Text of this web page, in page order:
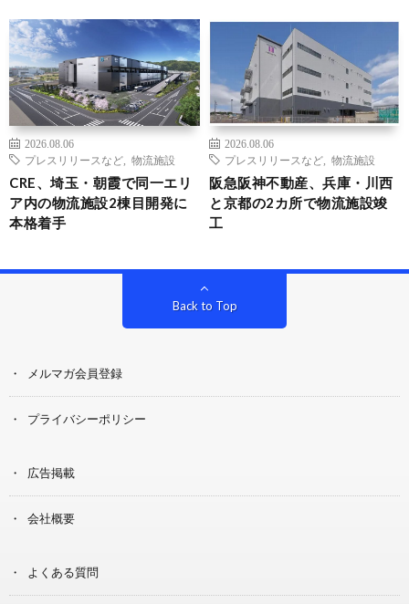
2026.08.06
プレスリリースなど
物流施設
CRE、埼玉・朝霞で同一エリ
ア内の物流施設2棟目開発に
本格着手
2026.08.06
プレスリリースなど
物流施設
阪急阪神不動産、兵庫・川西
と京都の2カ所で物流施設竣
工
Back to Top
メルマガ会員登録
プライバシーポリシー
広告掲載
会社概要
よくある質問